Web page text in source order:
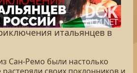
итальянцев в
Сан-Ремо были настолько